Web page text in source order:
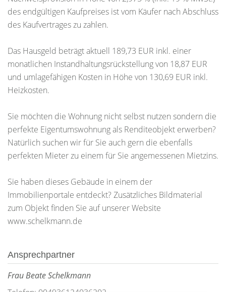
des endgültigen Kaufpreises ist vom Käufer nach Abschluss
des Kaufvertrages zu zahlen.
Das Hausgeld beträgt aktuell 189,73 EUR inkl. einer
monatlichen Instandhaltungsrückstellung von 18,87 EUR
und umlagefähigen Kosten in Höhe von 130,69 EUR inkl.
Heizkosten.
Sie möchten die Wohnung nicht selbst nutzen sondern die
perfekte Eigentumswohnung als Renditeobjekt erwerben?
Natürlich suchen wir für Sie auch gern die ebenfalls
perfekten Mieter zu einem für Sie angemessenen Mietzins.
Sie haben dieses Gebäude in einem der
Immobilienportale entdeckt? Zusätzliches Bildmaterial
zum Objekt finden Sie auf unserer Website
www.schelkmann.de
Ansprechpartner
Frau Beate Schelkmann